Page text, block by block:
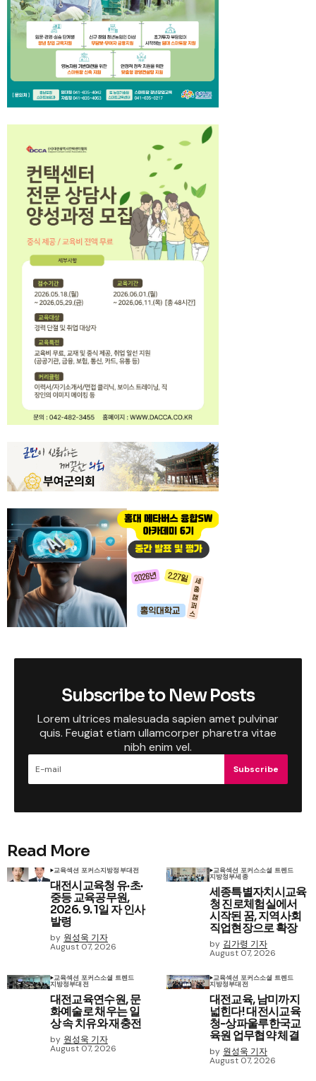
Subscribe to New Posts
Lorem ultrices malesuada sapien amet pulvinar
quis. Feugiat etiam ullamcorper pharetra vitae
nibh enim vel.
Subscribe
Read More
교육섹션 포커스지방정부대전
대전시교육청 유·초·
중등 교육공무원,
2026. 9. 1일 자 인사
발령
by 원성욱 기자
August 07, 2026
교육섹션 포커스소셜 트렌드
지방정부세종
세종특별자치시교육
청 진로체험실에서
시작된 꿈, 지역사회
직업현장으로 확장
by 김가령 기자
August 07, 2026
교육섹션 포커스소셜 트렌드
지방정부대전
대전교육연수원, 문
화예술로 채우는 일
상 속 치유와 재충전
by 원성욱 기자
August 07, 2026
교육섹션 포커스소셜 트렌드
지방정부대전
대전교육, 남미까지
넓힌다! 대전시교육
청-상파울루한국교
육원 업무협약 체결
by 원성욱 기자
August 07, 2026